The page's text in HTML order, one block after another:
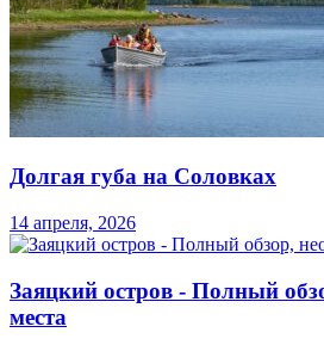
Долгая губа на Соловках
14 апреля, 2026
Заяцкий остров - Полный
места